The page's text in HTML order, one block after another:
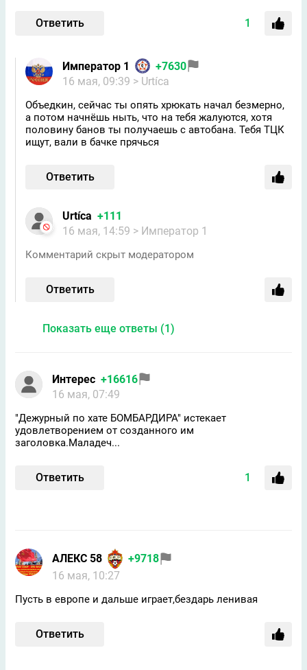
Ответить 1
Император 1
+7630
16 мая, 09:39 > Urtíсa
Объедкин, сейчас ты опять хрюкать начал безмерно,
а потом начнёшь ныть, что на тебя жалуются, хотя
половину банов ты получаешь с автобана. Тебя ТЦК
ищут, вали в бачке прячься
Ответить
Urtíсa +111
16 мая, 14:59 > Император 1
Комментарий скрыт модератором
Ответить
Показать еще ответы (1)
Интерес +16616
16 мая, 07:49
"Дежурный по хате БОМБАРДИРА" истекает
удовлетворением от созданного им
заголовка.Маладеч...
Ответить 1
АЛЕКС 58
+9718
16 мая, 10:27
Пусть в европе и дальше играет,бездарь ленивая
Ответить